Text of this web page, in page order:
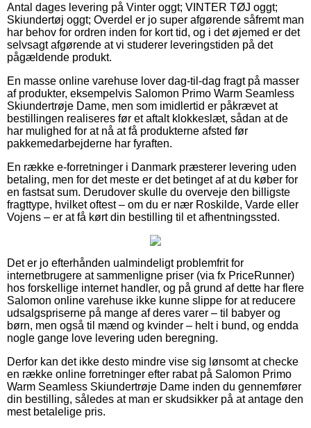
Antal dages levering på Vinter oggt; VINTER TØJ oggt;
Skiundertøj oggt; Overdel er jo super afgørende såfremt man
har behov for ordren inden for kort tid, og i det øjemed er det
selvsagt afgørende at vi studerer leveringstiden på det
pågældende produkt.
En masse online varehuse lover dag-til-dag fragt på masser
af produkter, eksempelvis Salomon Primo Warm Seamless
Skiundertrøje Dame, men som imidlertid er påkrævet at
bestillingen realiseres før et aftalt klokkeslæt, sådan at de
har mulighed for at nå at få produkterne afsted før
pakkemedarbejderne har fyraften.
En række e-forretninger i Danmark præsterer levering uden
betaling, men for det meste er det betinget af at du køber for
en fastsat sum. Derudover skulle du overveje den billigste
fragttype, hvilket oftest – om du er nær Roskilde, Varde eller
Vojens – er at få kørt din bestilling til et afhentningssted.
Det er jo efterhånden ualmindeligt problemfrit for
internetbrugere at sammenligne priser (via fx PriceRunner)
hos forskellige internet handler, og på grund af dette har flere
Salomon online varehuse ikke kunne slippe for at reducere
udsalgspriserne på mange af deres varer – til babyer og
børn, men også til mænd og kvinder – helt i bund, og endda
nogle gange love levering uden beregning.
Derfor kan det ikke desto mindre vise sig lønsomt at checke
en række online forretninger efter rabat på Salomon Primo
Warm Seamless Skiundertrøje Dame inden du gennemfører
din bestilling, således at man er skudsikker på at antage den
mest betalelige pris.